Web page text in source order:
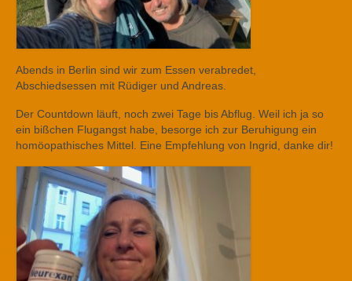
Abends in Berlin sind wir zum Essen verabredet,
Abschiedsessen mit Rüdiger und Andreas.
Der Countdown läuft, noch zwei Tage bis Abflug. Weil ich ja so
ein bißchen Flugangst habe, besorge ich zur Beruhigung ein
homöopathisches Mittel. Eine Empfehlung von Ingrid, danke dir!